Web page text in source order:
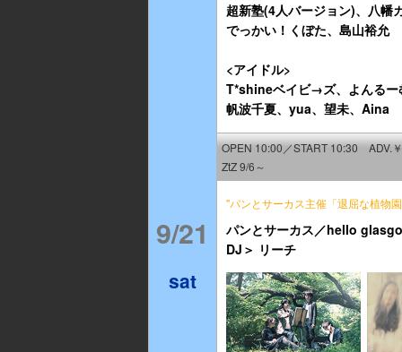
9/21
sat
超新塾(4人バージョン)、八幡
でっかい！くぼた、島山裕允
<アイドル>
T*shineベイビ→ズ、よんるー
帆波千夏、yua、望未、Aina
OPEN 10:00／START 10:30 ADV.
ZtZ 9/6～
"パンとサーカス主催「退屈な植物
パンとサーカス／hello
DJ＞ リーチ